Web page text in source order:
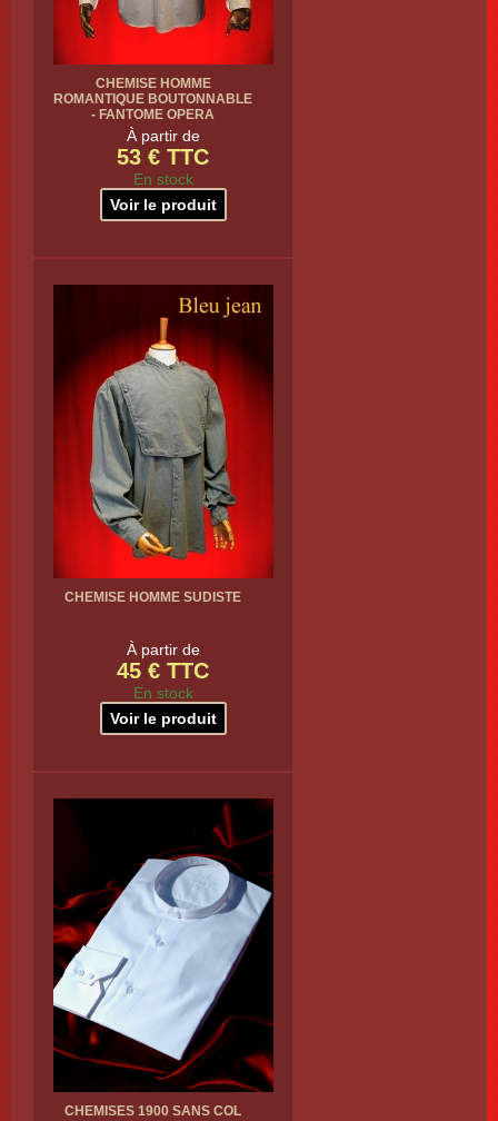
CHEMISE HOMME
ROMANTIQUE BOUTONNABLE
- FANTOME OPERA
À partir de
53 € TTC
En stock
Voir le produit
CHEMISE HOMME SUDISTE
À partir de
45 € TTC
En stock
Voir le produit
CHEMISES 1900 SANS COL